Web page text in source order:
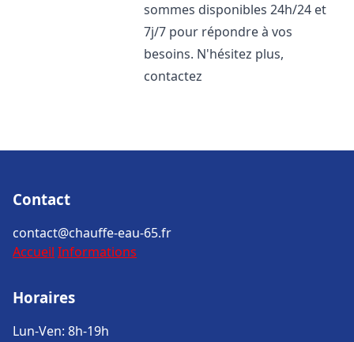
sommes disponibles 24h/24 et
7j/7 pour répondre à vos
besoins. N'hésitez plus,
contactez
Contact
contact@chauffe-eau-65.fr
Accueil Informations
Horaires
Lun-Ven: 8h-19h